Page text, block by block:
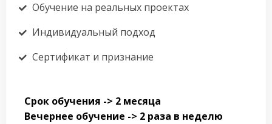
Обучение на реальных проектах
Индивидуальный подход
Сертификат и признание
Срок обучения -> 2 месяца
Вечернее обучение -> 2 раза в неделю